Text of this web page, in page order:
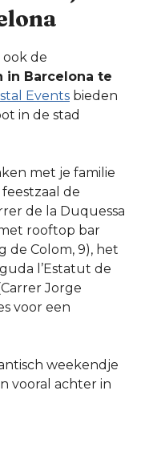
ook de
in Barcelona te
Events bieden
in de stad
met je familie
de
de la Duquessa
rooftop bar
de Colom, 9), het
l’Estatut de
Jorge
voor een
weekendje
vooral achter in